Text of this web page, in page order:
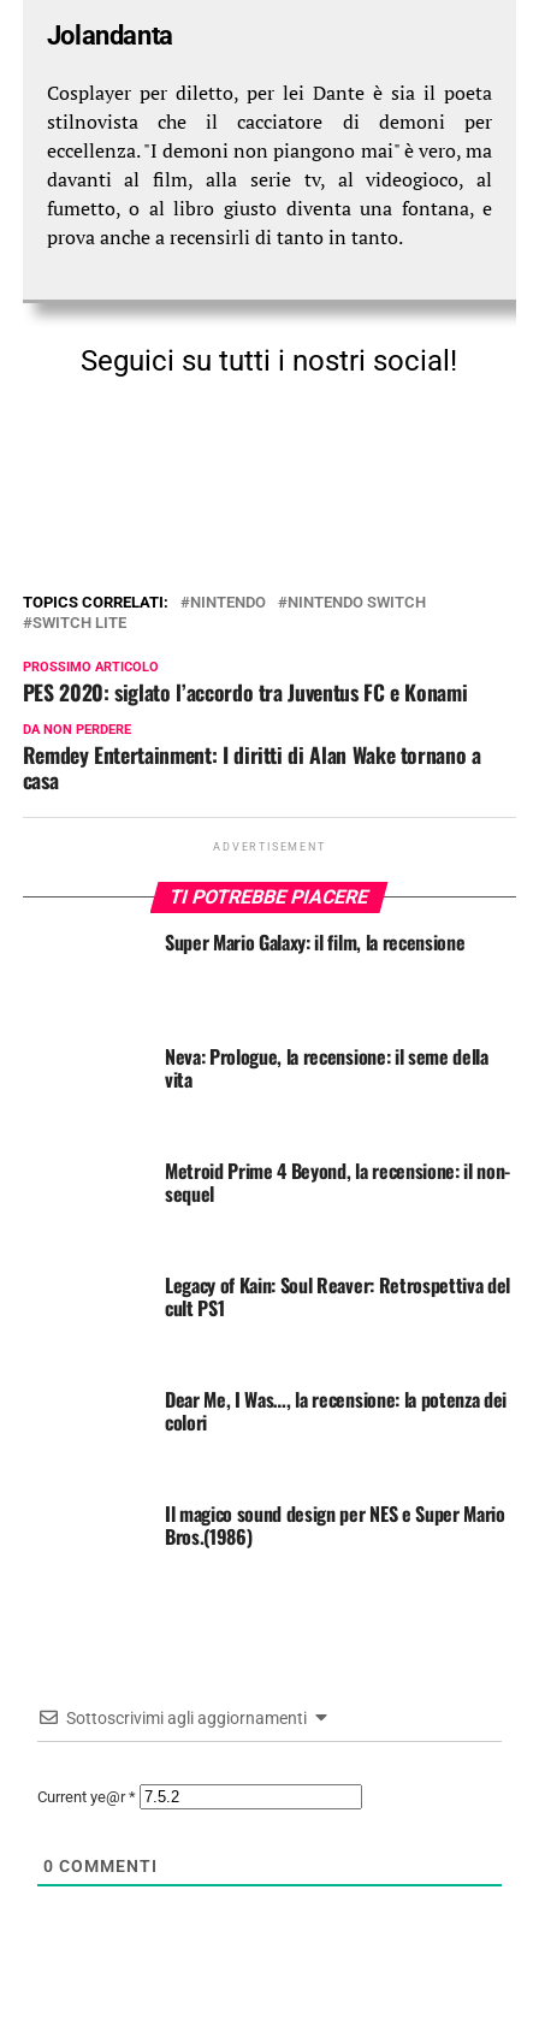
Jolandanta
Cosplayer per diletto, per lei Dante è sia il poeta
stilnovista che il cacciatore di demoni per
eccellenza. "I demoni non piangono mai" è vero, ma
davanti al film, alla serie tv, al videogioco, al
fumetto, o al libro giusto diventa una fontana, e
prova anche a recensirli di tanto in tanto.
Seguici su tutti i nostri social!
TOPICS CORRELATI: NINTENDO
NINTENDO SWITCH
SWITCH LITE
PROSSIMO ARTICOLO
PES 2020: siglato l’accordo tra Juventus FC e Konami
DA NON PERDERE
Remdey Entertainment: I diritti di Alan Wake tornano a
casa
ADVERTISEMENT
TI POTREBBE PIACERE
Super Mario Galaxy: il film, la recensione
Neva: Prologue, la recensione: il seme della
vita
Metroid Prime 4 Beyond, la recensione: il non-
sequel
Legacy of Kain: Soul Reaver: Retrospettiva del
cult PS1
Dear Me, I Was…, la recensione: la potenza dei
colori
Il magico sound design per NES e Super Mario
Bros.(1986)
Sottoscrivimi agli aggiornamenti
Current ye@r*
0 COMMENTI